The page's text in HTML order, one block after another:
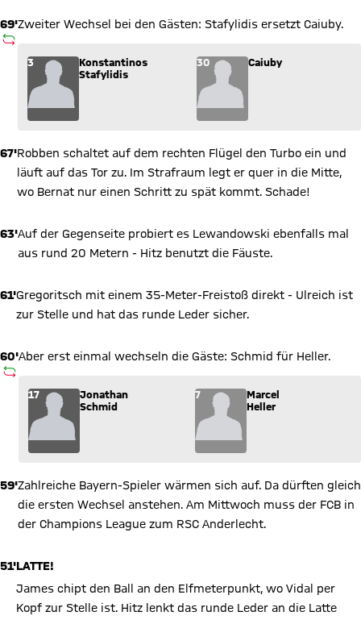
69'
AUSWECHSLUNG
Zweiter Wechsel bei den Gästen: Stafylidis ersetzt Caiuby.
Wechsel: Konstantinos Stafylidis (3) kommt für Caiuby (30)
3
Konstantinos
Stafylidis
30 Caiuby
67'Robben schaltet auf dem rechten Flügel den Turbo ein und
läuft auf das Tor zu. Im Strafraum legt er quer in die Mitte,
wo Bernat nur einen Schritt zu spät kommt. Schade!
63'Auf der Gegenseite probiert es Lewandowski ebenfalls mal
aus rund 20 Metern - Hitz benutzt die Fäuste.
61'Gregoritsch mit einem 35-Meter-Freistoß direkt - Ulreich ist
zur Stelle und hat das runde Leder sicher.
60'
AUSWECHSLUNG
Aber erst einmal wechseln die Gäste: Schmid für Heller.
Wechsel: Jonathan Schmid (17) kommt für Marcel Heller (7)
17
Jonathan
Schmid
7
Marcel
Heller
59'Zahlreiche Bayern-Spieler wärmen sich auf. Da dürften gleich
die ersten Wechsel anstehen. Am Mittwoch muss der FCB in
der Champions League zum RSC Anderlecht.
51'LATTE!
James chipt den Ball an den Elfmeterpunkt, wo Vidal per
Kopf zur Stelle ist. Hitz lenkt das runde Leder an die Latte